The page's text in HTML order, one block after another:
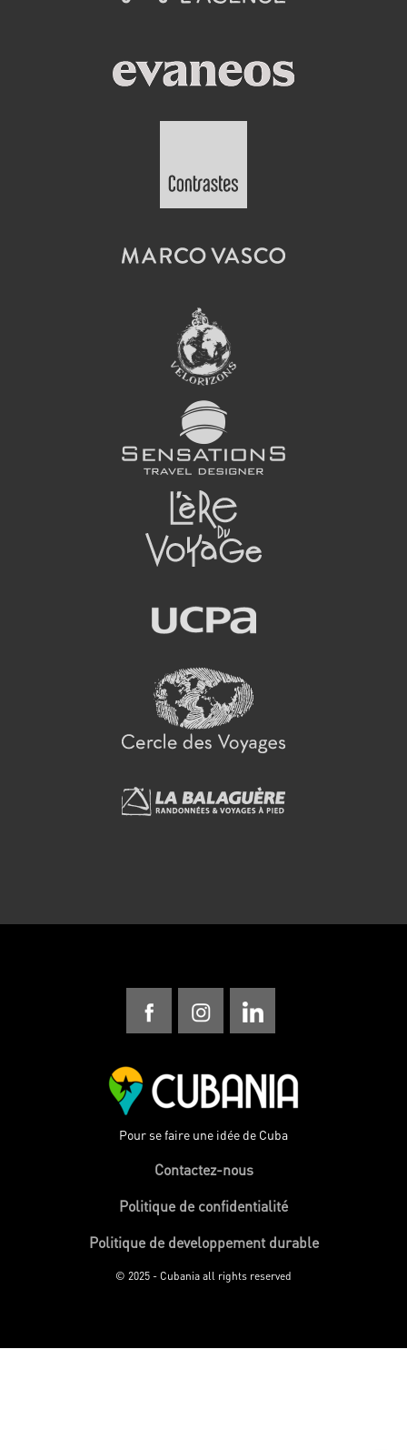
Pour se faire une idée de Cuba
Contactez-nous
Politique de confidentialité
Politique de developpement durable
© 2025 - Cubania all rights reserved